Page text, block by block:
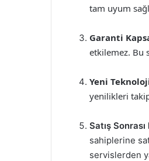
tam uyum
Garanti
etkilemez. Bu
Yeni
yenilikleri
Satış
sahiplerine
servislerden